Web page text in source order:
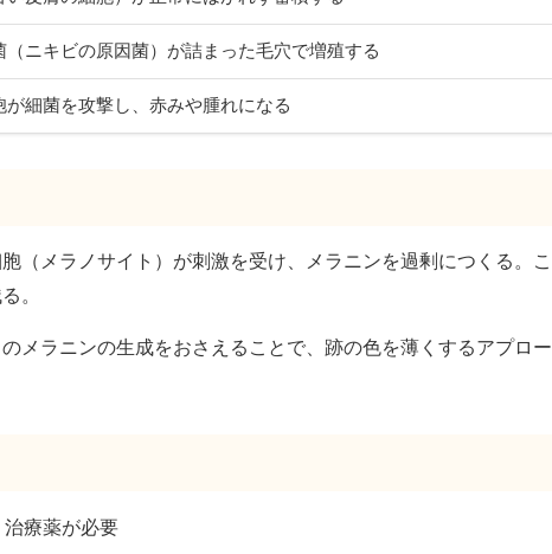
（ニキビの原因菌）が詰まった毛穴で増殖する
が細菌を攻撃し、赤みや腫れになる
（メラノサイト）が刺激を受け、メラニンを過剰につくる。こ
。
メラニンの生成をおさえることで、跡の色を薄くするアプロー
療薬が必要